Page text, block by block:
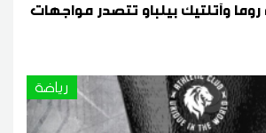
روما وآتلتيك بيلباو تتصدر مواجهات
رياضة